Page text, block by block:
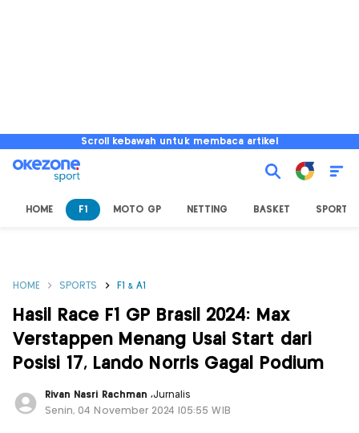
Scroll kebawah untuk membaca artikel
HOME F1 MOTO GP NETTING BASKET SPORT
HOME SPORTS F1 & A1
Hasil Race F1 GP Brasil 2024: Max
Verstappen Menang Usai Start dari
Posisi 17, Lando Norris Gagal Podium
Rivan Nasri Rachman ,Jurnalis
Senin, 04 November 2024 |05:55 WIB